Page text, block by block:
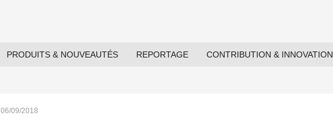
PRODUITS & NOUVEAUTÉS REPORTAGE CONTRIBUTION & INNOVATION
06/09/2018